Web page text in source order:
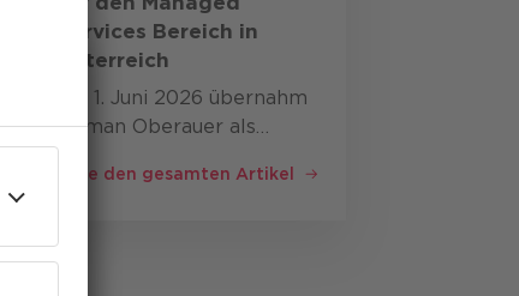
Services Bereich in
Österreich
Mit 1. Juni 2026 übernahm
Roman Oberauer als
Managing Director der
CANCOM Converged
Bereich Managed Services
in der CANCOM Austria
Lese den gesamten Artikel